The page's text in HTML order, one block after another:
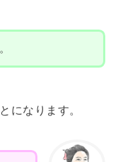
になります。